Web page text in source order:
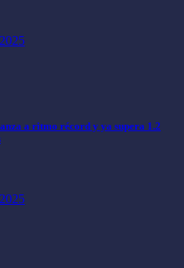
a ritmo récord y ya supera 1.2